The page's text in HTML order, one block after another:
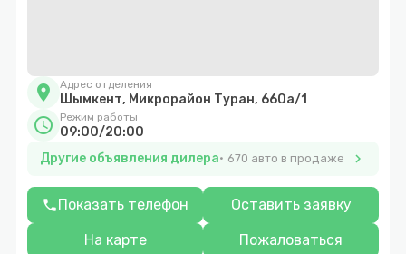
location_on Адрес отделения
Шымкент, Микрорайон Туран, 660а/1
schedule Режим работы
09:00/20:00
Другие объявления дилера
670 авто в продаже chevron_right
phoneПоказать телефон Оставить заявку
На карте Пожаловаться